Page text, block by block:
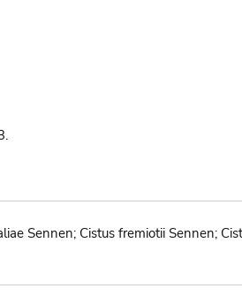
Sennen; Cistus fremiotii Sennen;